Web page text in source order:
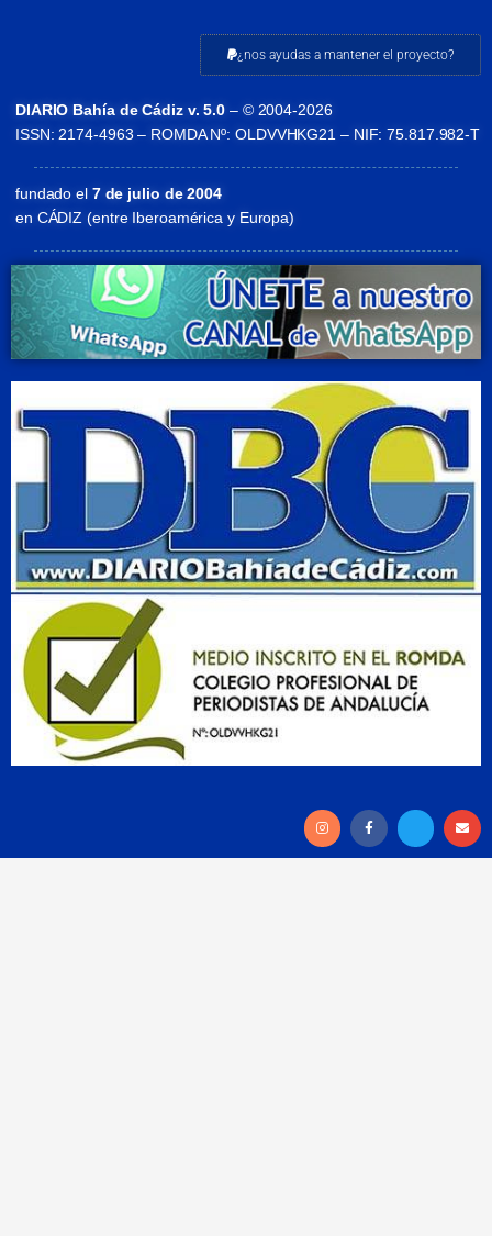
¿nos ayudas a mantener el proyecto?
DIARIO Bahía de Cádiz v. 5.0 – © 2004-2026
ISSN: 2174-4963 – ROMDA Nº: OLDVVHKG21 – NIF: 75.817.982-T
fundado el7 de julio de 2004
en CÁDIZ (entre Iberoamérica y Europa)